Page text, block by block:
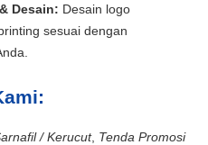
Desain: Desain logo
sesuai dengan
/ Kerucut, Tenda Promosi